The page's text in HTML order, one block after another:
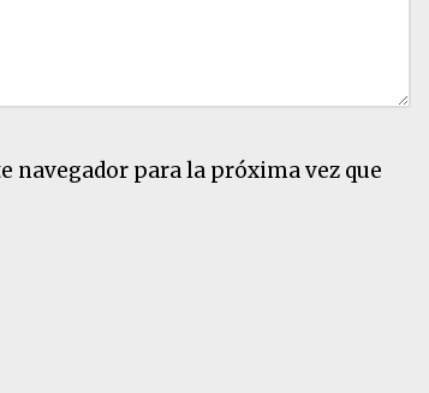
navegador para la próxima vez que